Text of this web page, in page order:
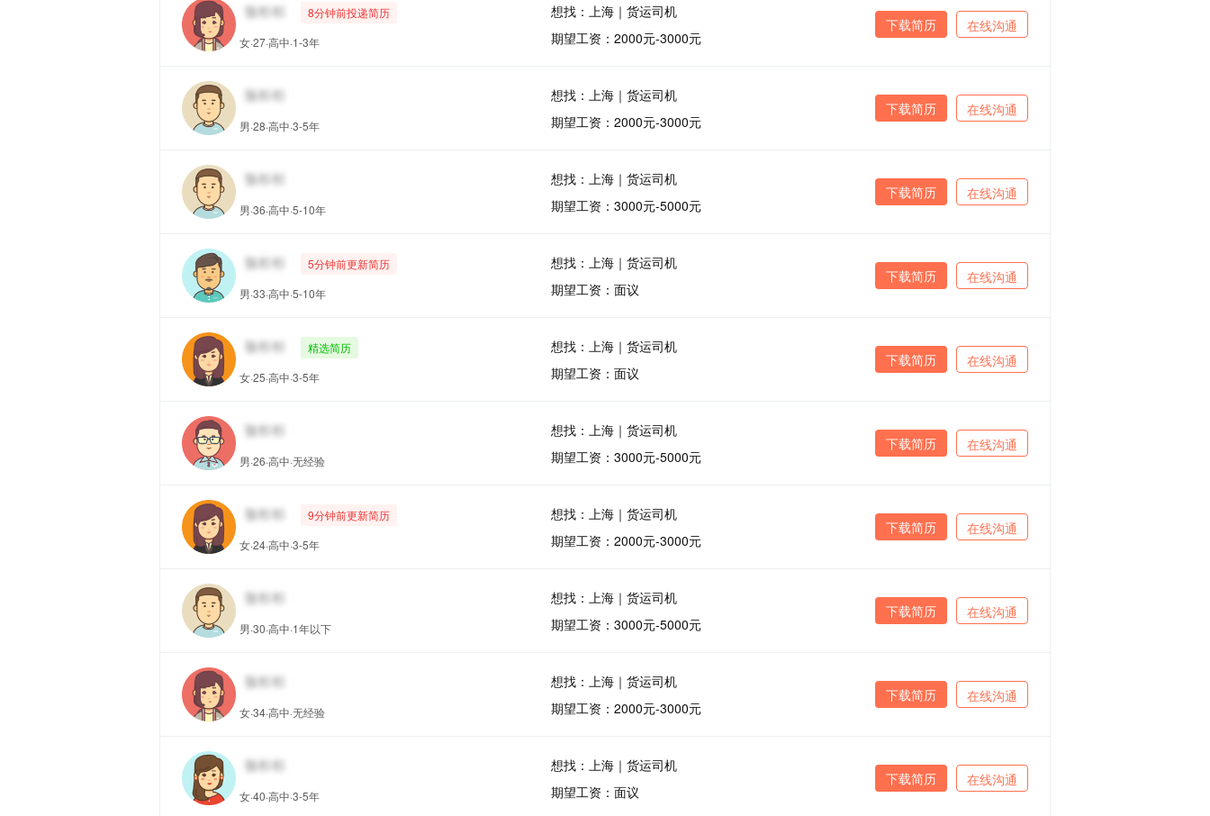
8分钟前投递简历
女·27·高中·1-3年
想找：上海｜货运司机
期望工资：2000元-3000元
在线沟通
下载简历
男·28·高中·3-5年
想找：上海｜货运司机
期望工资：2000元-3000元
在线沟通
下载简历
男·36·高中·5-10年
想找：上海｜货运司机
期望工资：3000元-5000元
在线沟通
下载简历
5分钟前更新简历
男·33·高中·5-10年
想找：上海｜货运司机
期望工资：面议
在线沟通
下载简历
精选简历
女·25·高中·3-5年
想找：上海｜货运司机
期望工资：面议
在线沟通
下载简历
男·26·高中·无经验
想找：上海｜货运司机
期望工资：3000元-5000元
在线沟通
下载简历
9分钟前更新简历
女·24·高中·3-5年
想找：上海｜货运司机
期望工资：2000元-3000元
在线沟通
下载简历
男·30·高中·1年以下
想找：上海｜货运司机
期望工资：3000元-5000元
在线沟通
下载简历
女·34·高中·无经验
想找：上海｜货运司机
期望工资：2000元-3000元
在线沟通
下载简历
女·40·高中·3-5年
想找：上海｜货运司机
期望工资：面议
在线沟通
下载简历